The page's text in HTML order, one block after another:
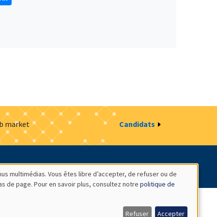
market Candidats
des cookies Intranet
multimédias. Vous êtes libre d’accepter, de refuser ou de
de page. Pour en savoir plus, consultez notre politique de
Refuser Accepter